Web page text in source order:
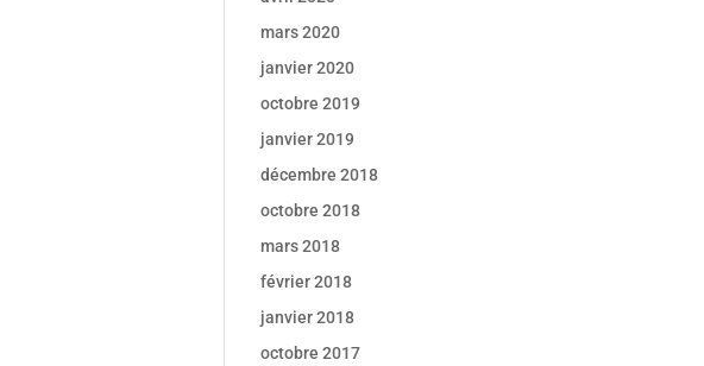
mars 2020
janvier 2020
octobre 2019
janvier 2019
décembre 2018
octobre 2018
mars 2018
février 2018
janvier 2018
octobre 2017